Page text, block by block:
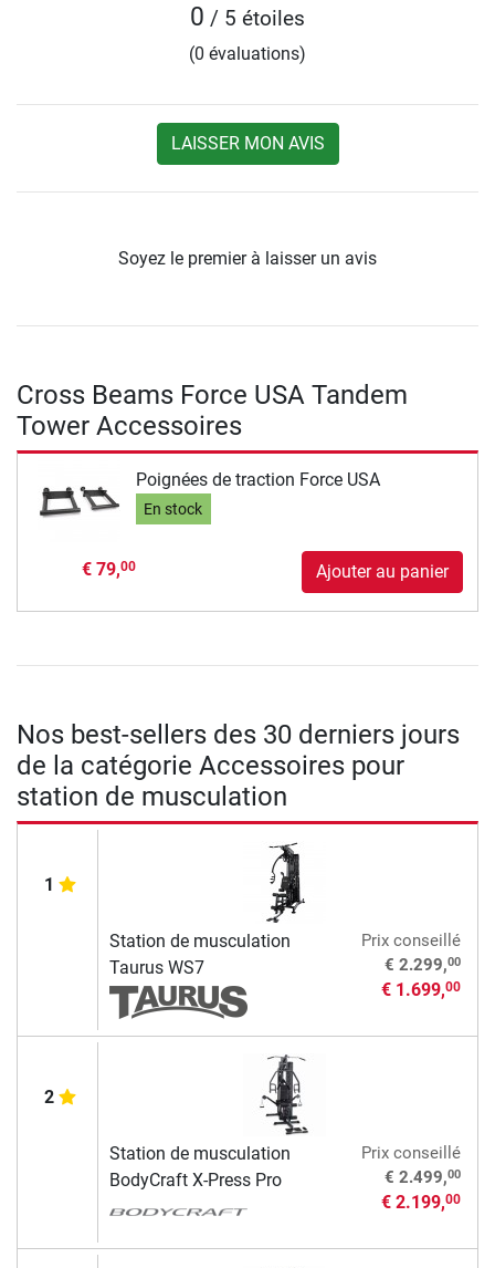
0 / 5 étoiles
(0 évaluations)
LAISSER MON AVIS
Soyez le premier à laisser un avis
Cross Beams Force USA Tandem
Tower Accessoires
Poignées de traction Force USA
En stock
€ 79,00 Ajouter au panier
Nos best-sellers des 30 derniers jours
de la catégorie Accessoires pour
station de musculation
1
Station de musculation
Taurus WS7
Prix conseillé
€ 2.299,00
€ 1.699,00
2
Station de musculation
BodyCraft X-Press Pro
Prix conseillé
€ 2.499,00
€ 2.199,00